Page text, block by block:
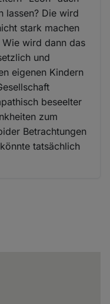
lassen? Die wird
stark machen
wird dann das
und
eigenen Kindern
beseelter
zum
Betrachtungen
tatsächlich